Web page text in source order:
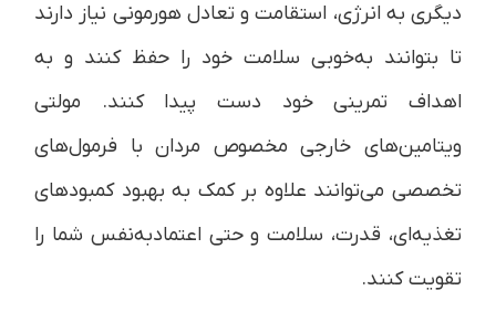
دیگری به انرژی، استقامت و تعادل هورمونی نیاز دارند
تا بتوانند به‌خوبی سلامت خود را حفظ کنند و به
اهداف تمرینی خود دست پیدا کنند. مولتی
ویتامین‌های خارجی مخصوص مردان با فرمول‌های
تخصصی می‌توانند علاوه بر کمک به بهبود کمبودهای
تغذیه‌ای، قدرت، سلامت و حتی اعتمادبه‌نفس شما را
تقویت کنند.